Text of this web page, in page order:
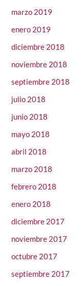
marzo 2019
enero 2019
diciembre 2018
noviembre 2018
septiembre 2018
julio 2018
junio 2018
mayo 2018
abril 2018
marzo 2018
febrero 2018
enero 2018
diciembre 2017
noviembre 2017
octubre 2017
septiembre 2017